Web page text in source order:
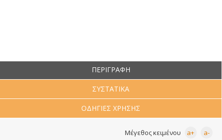
Man ThickHair Strips
Velvet Προσώπου
ΠΕΡΙΓΡΑΦΗ
ΣΥΣΤΑΤΙΚΑ
ΟΔΗΓΙΕΣ ΧΡΗΣΗΣ
Μέγεθος κειμένου a+ a-